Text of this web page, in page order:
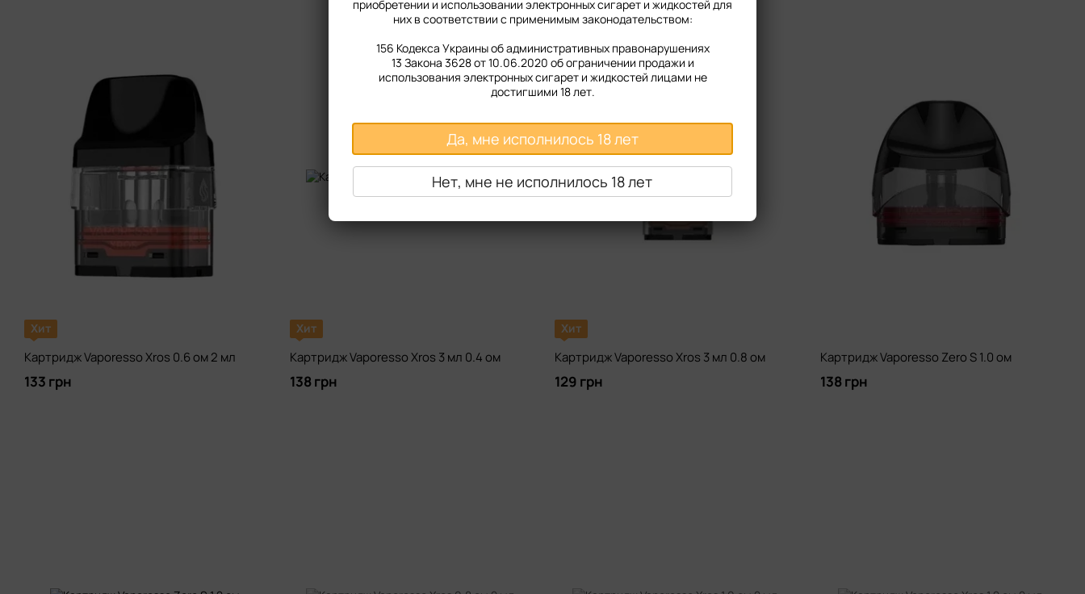
Хит
Картридж Vaporesso Xros 0.6 ом 2 мл
133 грн
Хит
Картридж Vaporesso Xros 3 мл 0.4 ом
138 грн
Хит
Картридж Vaporesso Xros 3 мл 0.8 ом
129 грн
Картридж Vaporesso Zero S 1.0 ом
138 грн
приобретении и использовании электронных сигарет и жидкостей для
них в соответствии с применимым законодательством:
156 Кодекса Украины об административных правонарушениях
13 Закона 3628 от 10.06.2020 об ограничении продажи и
использования электронных сигарет и жидкостей лицами не
достигшими 18 лет.
Да, мне исполнилось 18 лет
Нет, мне не исполнилось 18 лет